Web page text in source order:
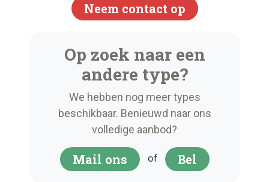
Neem contact op
Op zoek naar een
andere type?
We hebben nog meer types
beschikbaar. Benieuwd naar ons
volledige aanbod?
Mail ons of Bel